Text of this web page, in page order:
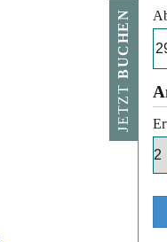
JETZT
BUCHEN